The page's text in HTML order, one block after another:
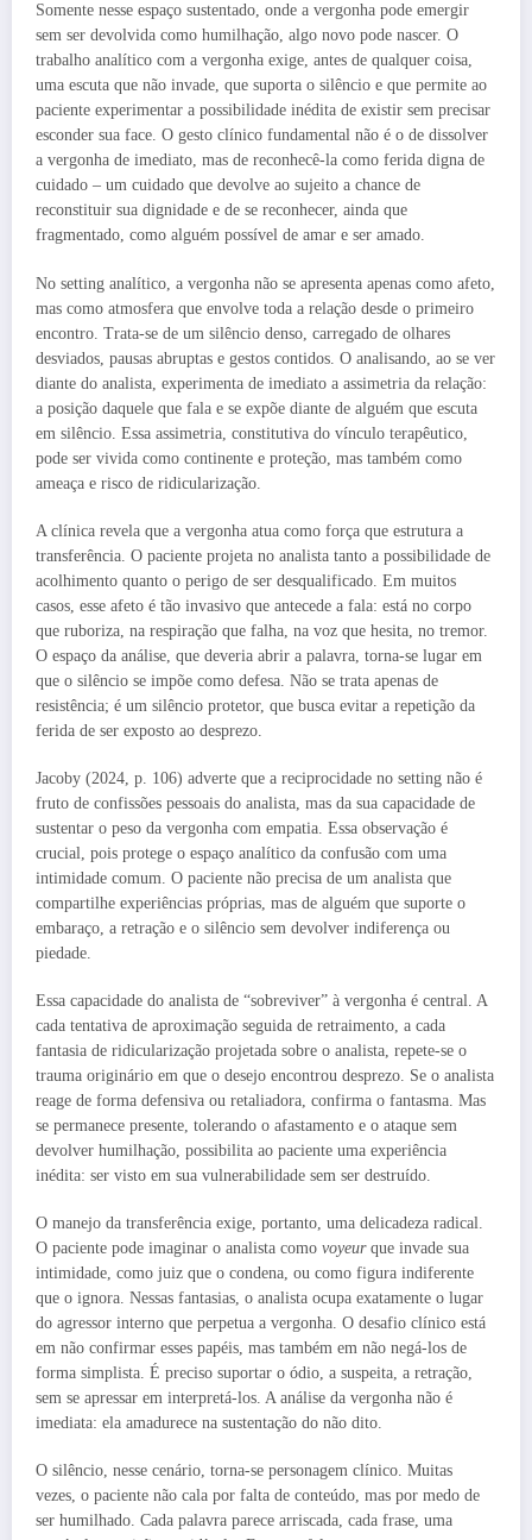
Somente nesse espaço sustentado, onde a vergonha pode emergir
sem ser devolvida como humilhação, algo novo pode nascer. O
trabalho analítico com a vergonha exige, antes de qualquer coisa,
uma escuta que não invade, que suporta o silêncio e que permite ao
paciente experimentar a possibilidade inédita de existir sem precisar
esconder sua face. O gesto clínico fundamental não é o de dissolver
a vergonha de imediato, mas de reconhecê-la como ferida digna de
cuidado – um cuidado que devolve ao sujeito a chance de
reconstituir sua dignidade e de se reconhecer, ainda que
fragmentado, como alguém possível de amar e ser amado.
No setting analítico, a vergonha não se apresenta apenas como afeto,
mas como atmosfera que envolve toda a relação desde o primeiro
encontro. Trata-se de um silêncio denso, carregado de olhares
desviados, pausas abruptas e gestos contidos. O analisando, ao se ver
diante do analista, experimenta de imediato a assimetria da relação:
a posição daquele que fala e se expõe diante de alguém que escuta
em silêncio. Essa assimetria, constitutiva do vínculo terapêutico,
pode ser vivida como continente e proteção, mas também como
ameaça e risco de ridicularização.
A clínica revela que a vergonha atua como força que estrutura a
transferência. O paciente projeta no analista tanto a possibilidade de
acolhimento quanto o perigo de ser desqualificado. Em muitos
casos, esse afeto é tão invasivo que antecede a fala: está no corpo
que ruboriza, na respiração que falha, na voz que hesita, no tremor.
O espaço da análise, que deveria abrir a palavra, torna-se lugar em
que o silêncio se impõe como defesa. Não se trata apenas de
resistência; é um silêncio protetor, que busca evitar a repetição da
ferida de ser exposto ao desprezo.
Jacoby (2024, p. 106) adverte que a reciprocidade no setting não é
fruto de confissões pessoais do analista, mas da sua capacidade de
sustentar o peso da vergonha com empatia. Essa observação é
crucial, pois protege o espaço analítico da confusão com uma
intimidade comum. O paciente não precisa de um analista que
compartilhe experiências próprias, mas de alguém que suporte o
embaraço, a retração e o silêncio sem devolver indiferença ou
piedade.
Essa capacidade do analista de “sobreviver” à vergonha é central. A
cada tentativa de aproximação seguida de retraimento, a cada
fantasia de ridicularização projetada sobre o analista, repete-se o
trauma originário em que o desejo encontrou desprezo. Se o analista
reage de forma defensiva ou retaliadora, confirma o fantasma. Mas
se permanece presente, tolerando o afastamento e o ataque sem
devolver humilhação, possibilita ao paciente uma experiência
inédita: ser visto em sua vulnerabilidade sem ser destruído.
O manejo da transferência exige, portanto, uma delicadeza radical.
O paciente pode imaginar o analista como voyeurque invade sua
intimidade, como juiz que o condena, ou como figura indiferente
que o ignora. Nessas fantasias, o analista ocupa exatamente o lugar
do agressor interno que perpetua a vergonha. O desafio clínico está
em não confirmar esses papéis, mas também em não negá-los de
forma simplista. É preciso suportar o ódio, a suspeita, a retração,
sem se apressar em interpretá-los. A análise da vergonha não é
imediata: ela amadurece na sustentação do não dito.
O silêncio, nesse cenário, torna-se personagem clínico. Muitas
vezes, o paciente não cala por falta de conteúdo, mas por medo de
ser humilhado. Cada palavra parece arriscada, cada frase, uma